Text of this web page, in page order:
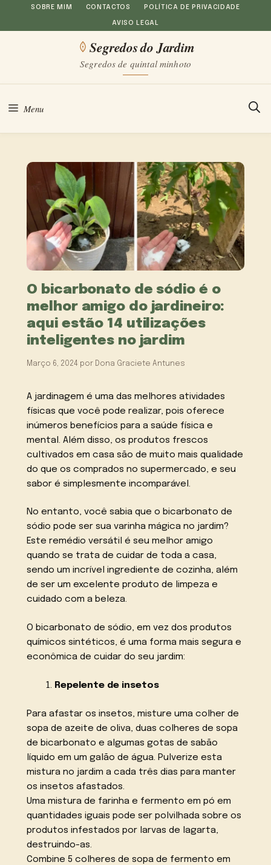
Saltar
para
SOBRE MIM CONTACTOS POLÍTICA DE PRIVACIDADE
AVISO LEGAL
Segredos do Jardim
Segredos de quintal minhoto
Menu
O bicarbonato de sódio é o
melhor amigo do jardineiro:
aqui estão 14 utilizações
inteligentes no jardim
Março 6, 2024 por Dona Graciete Antunes
A jardinagem é uma das melhores atividades
físicas que você pode realizar, pois oferece
inúmeros benefícios para a saúde física e
mental. Além disso, os produtos frescos
cultivados em casa são de muito mais qualidade
do que os comprados no supermercado, e seu
sabor é simplesmente incomparável.
No entanto, você sabia que o bicarbonato de
sódio pode ser sua varinha mágica no jardim?
Este remédio versátil é seu melhor amigo
quando se trata de cuidar de toda a casa,
sendo um incrível ingrediente de cozinha, além
de ser um excelente produto de limpeza e
cuidado com a beleza.
O bicarbonato de sódio, em vez dos produtos
químicos sintéticos, é uma forma mais segura e
econômica de cuidar do seu jardim:
Repelente de insetos
Para afastar os insetos, misture uma colher de
sopa de azeite de oliva, duas colheres de sopa
de bicarbonato e algumas gotas de sabão
líquido em um galão de água. Pulverize esta
mistura no jardim a cada três dias para manter
os insetos afastados.
Uma mistura de farinha e fermento em pó em
quantidades iguais pode ser polvilhada sobre os
produtos infestados por larvas de lagarta,
destruindo-as.
Combine 5 colheres de sopa de fermento em